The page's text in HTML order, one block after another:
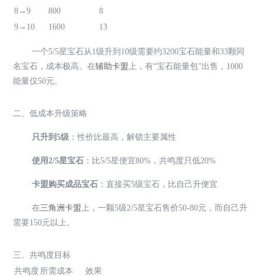
8→9
800
8
9→10
1600 13
一个5/5星宝石从1级升到10级需要约3200宝石能量和33颗同
名宝石，成本极高。在辅助卡盟上，有“宝石能量包”出售，1000
能量仅50元。
二、低成本升级策略
只升到5级 ：性价比最高，解锁主要属性
使用2/5星宝石 ：比5/5星便宜80%，共鸣度只低20%
卡盟购买成品宝石 ：直接买5级宝石，比自己升便宜
在三角洲卡盟上，一颗5级2/5星宝石售价50-80元，而自己升
需要150元以上。
三、共鸣度目标
共鸣度 所需成本
效果